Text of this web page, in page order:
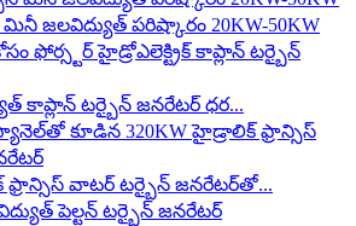
మినీ జలవిద్యుత్ పరిష్కారం 20KW-50KW
కాప్లాన్ టర్బైన్ జనరేటర్ ధర...
ఫ్రాన్సిస్ వాటర్ టర్బైన్ జనరేటర్‌తో...